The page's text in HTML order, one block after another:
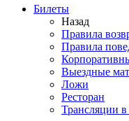
Билеты
Назад
Правила
Правила
Выездные
Ложи
Ресторан
Трансляции в